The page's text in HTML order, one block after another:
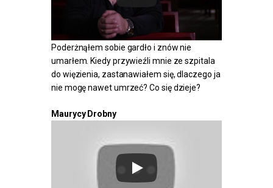
Poderżnąłem sobie gardło i znów nie
umarłem. Kiedy przywieźli mnie ze szpitala
do więzienia, zastanawiałem się, dlaczego ja
nie mogę nawet umrzeć? Co się dzieje?
Maurycy Drobny